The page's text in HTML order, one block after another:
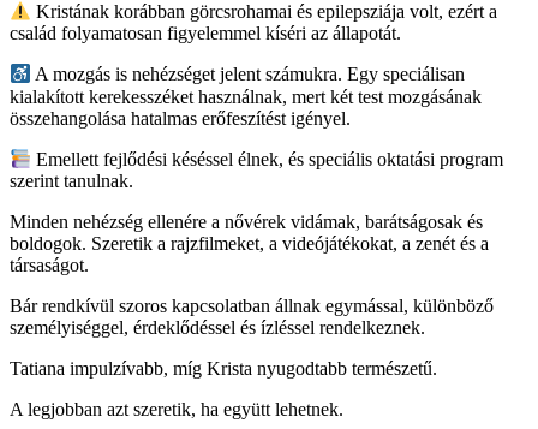
Kristának korábban görcsrohamai és epilepsziája volt, ezért a
család folyamatosan figyelemmel kíséri az állapotát.
A mozgás is nehézséget jelent számukra. Egy speciálisan
kialakított kerekesszéket használnak, mert két test mozgásának
összehangolása hatalmas erőfeszítést igényel.
Emellett fejlődési késéssel élnek, és speciális oktatási program
szerint tanulnak.
Minden nehézség ellenére a nővérek vidámak, barátságosak és
boldogok. Szeretik a rajzfilmeket, a videójátékokat, a zenét és a
társaságot.
Bár rendkívül szoros kapcsolatban állnak egymással, különböző
személyiséggel, érdeklődéssel és ízléssel rendelkeznek.
Tatiana impulzívabb, míg Krista nyugodtabb természetű.
A legjobban azt szeretik, ha együtt lehetnek.